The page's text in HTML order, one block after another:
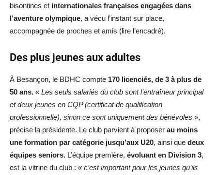
bisontines et internationales françaises engagées dans
l’aventure olympique, a vécu l’instant sur place,
accompagnée de proches et amis (lire l’encadré).
Des plus jeunes aux adultes
À Besançon, le BDHC compte 170 licenciés, de 3 à plus de
50 ans. « Les seuls salariés du club sont l’entraîneur principal
et deux jeunes en CQP (certificat de qualification
professionnelle), sinon ce sont uniquement des bénévoles »,
précise la présidente. Le club parvient à proposer au moins
une formation par catégorie jusqu’aux U20, ainsi que deux
équipes seniors. L’équipe première, évoluant en Division 3,
est la vitrine du club : « c’est important pour les jeunes qu’ils